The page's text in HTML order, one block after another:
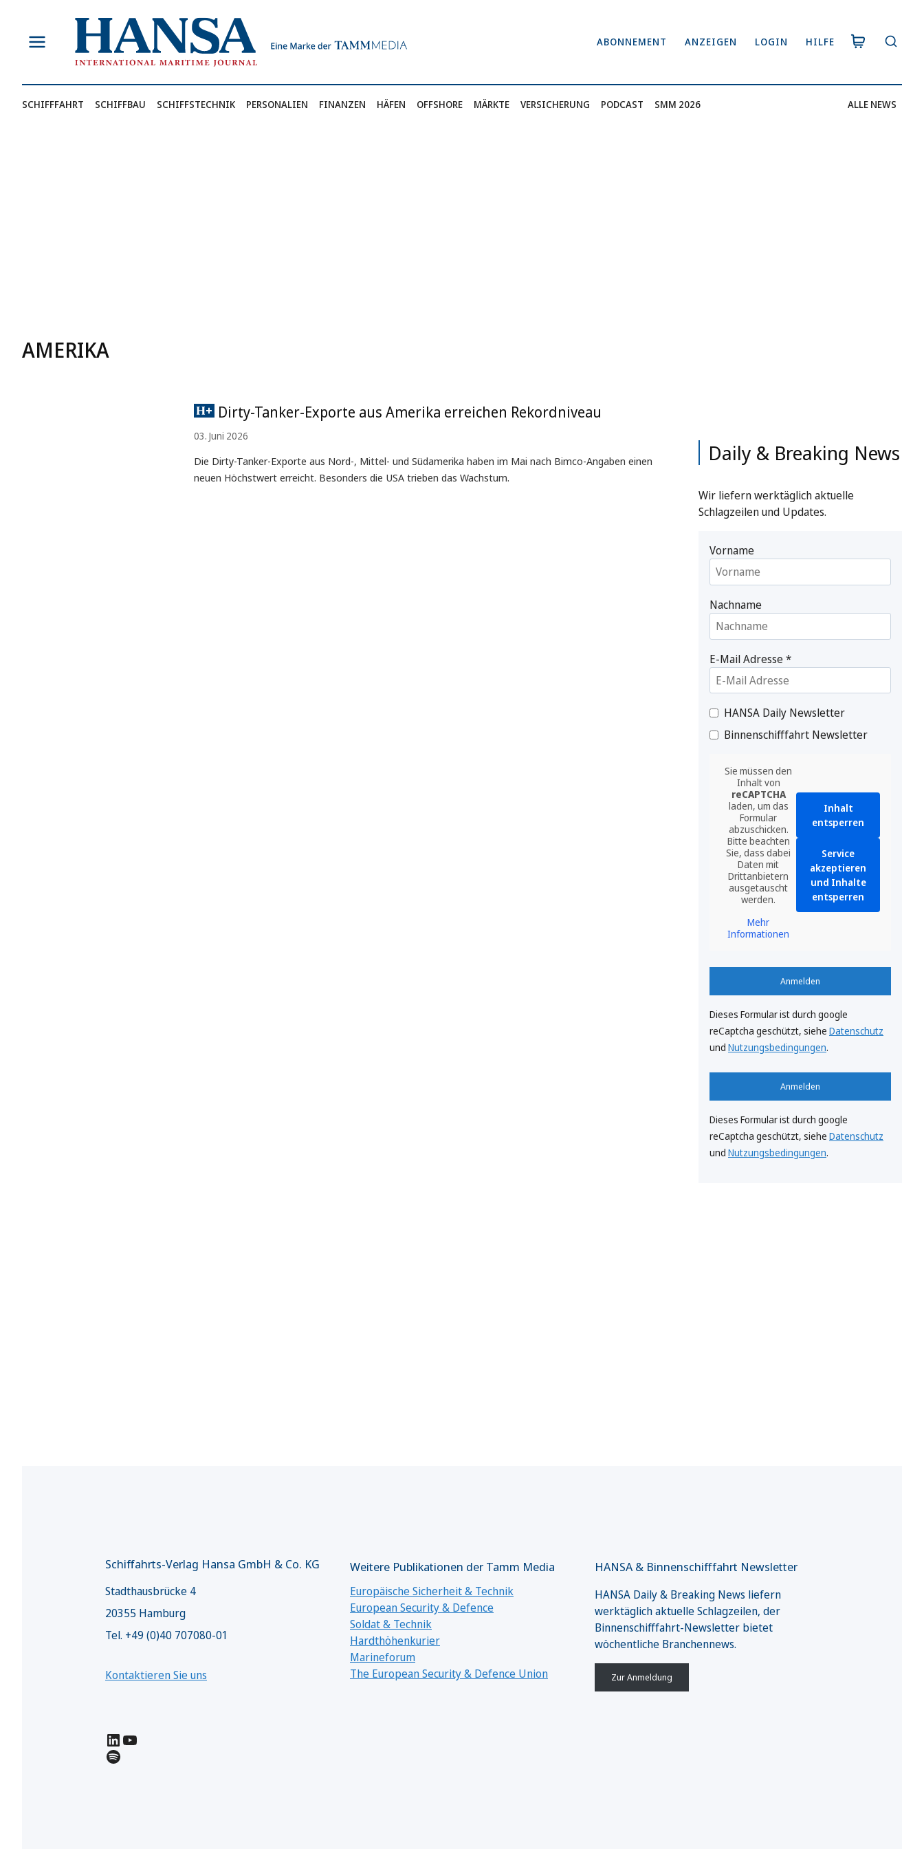
springen
ABONNEMENT ANZEIGEN LOGIN HILFE
SCHIFFFAHRT SCHIFFBAU SCHIFFSTECHNIK PERSONALIEN FINANZEN HÄFEN OFFSHORE MÄRKTE VERSICHERUNG PODCAST SMM 2026 ALLE NEWS
AMERIKA
Dirty-Tanker-Exporte aus Amerika erreichen Rekordniveau
03. Juni 2026
Die Dirty-Tanker-Exporte aus Nord-, Mittel- und Südamerika haben im Mai nach Bimco-Angaben einen
neuen Höchstwert erreicht. Besonders die USA trieben das Wachstum.
Daily & Breaking News
Wir liefern werktäglich aktuelle
Schlagzeilen und Updates.
Vorname
Nachname
E-Mail Adresse*
HANSA Daily Newsletter
Binnenschifffahrt Newsletter
Sie müssen den
Inhalt von
reCAPTCHA
laden, um das
Formular
abzuschicken.
Bitte beachten
Sie, dass dabei
Daten mit
Drittanbietern
ausgetauscht
werden.
Mehr
Informationen
Inhalt
entsperren
Service
akzeptieren
und Inhalte
entsperren
Anmelden
Dieses Formular ist durch google
reCaptcha geschützt, siehe Datenschutz
und Nutzungsbedingungen.
Anmelden
Dieses Formular ist durch google
reCaptcha geschützt, siehe Datenschutz
und Nutzungsbedingungen.
Schiffahrts-Verlag Hansa GmbH & Co. KG
Stadthausbrücke 4
20355 Hamburg
Tel. +49 (0)40 707080-01
Kontaktieren Sie uns
LinkedIn
YouTube
Spotify
Weitere Publikationen der Tamm Media
Europäische Sicherheit & Technik
European Security & Defence
Soldat & Technik
Hardthöhenkurier
Marineforum
The European Security & Defence Union
HANSA & Binnenschifffahrt Newsletter
HANSA Daily & Breaking News liefern
werktäglich aktuelle Schlagzeilen, der
Binnenschifffahrt-Newsletter bietet
wöchentliche Branchennews.
Zur Anmeldung